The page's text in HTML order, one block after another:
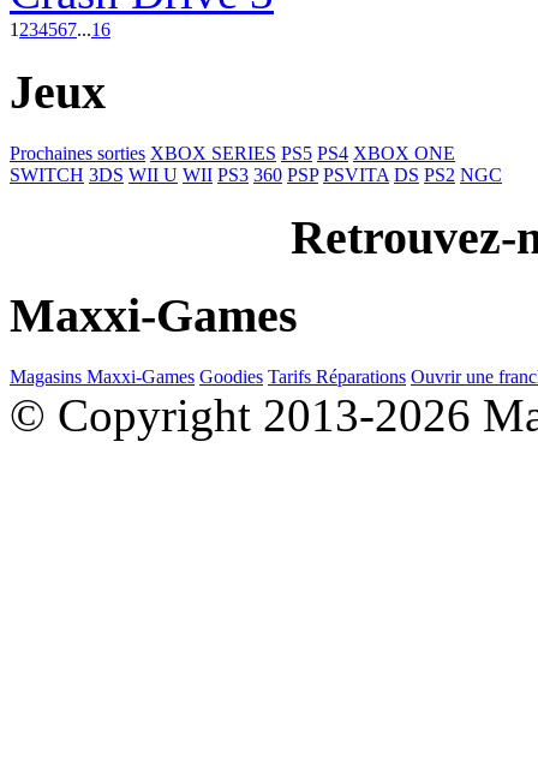
1 234567...16
Jeux
Prochaines sorties XBOX SERIES PS5 PS4 XBOX ONE
SWITCH 3DS WII U WII PS3 360 PSP PSVITA DS PS2 NGC
Retrouvez-
Maxxi-Games
Magasins Maxxi-Games Goodies Tarifs Réparations Ouvrir une
© Copyright 2013-2026